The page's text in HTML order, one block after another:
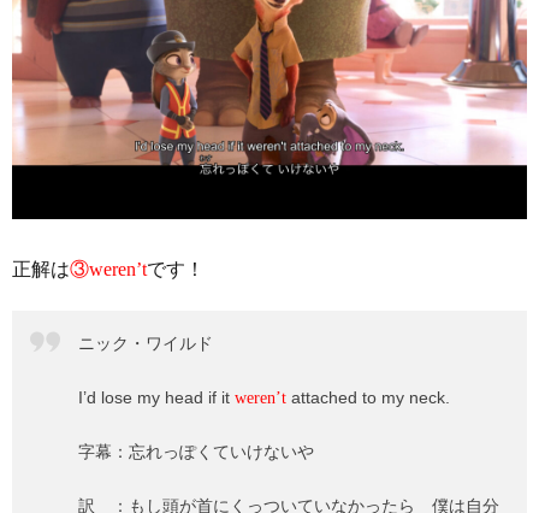
正解は③weren’tです！
ニック・ワイルド
I’d lose my head if it weren’t attached to my neck.
字幕：忘れっぽくていけないや
訳 ：もし頭が首にくっついていなかったら 僕は自分